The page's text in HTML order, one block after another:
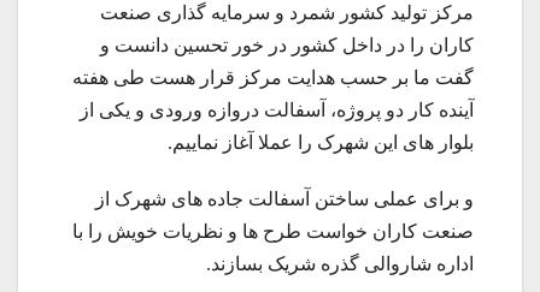
مرکز تولید کشور شمرد و سرمایه گذاری صنعت
کاران را در داخل کشور در خور تحسین دانست و
گفت ما بر حسب هدایت مرکز قرار هست طی هفته
آینده کار دو پروژه، آسفالت دروازه ورودی و یکی از
بلوار های این شهرک را عملا آغاز نماییم.
و برای عملی ساختن آسفالت جاده های شهرک از
صنعت کاران خواست طرح ها و نظریات خویش را با
اداره شاروالی گذره شریک بسازند.